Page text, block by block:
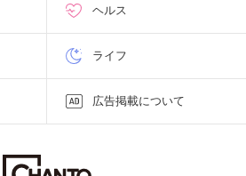
ヘルス
ライフ
広告掲載について